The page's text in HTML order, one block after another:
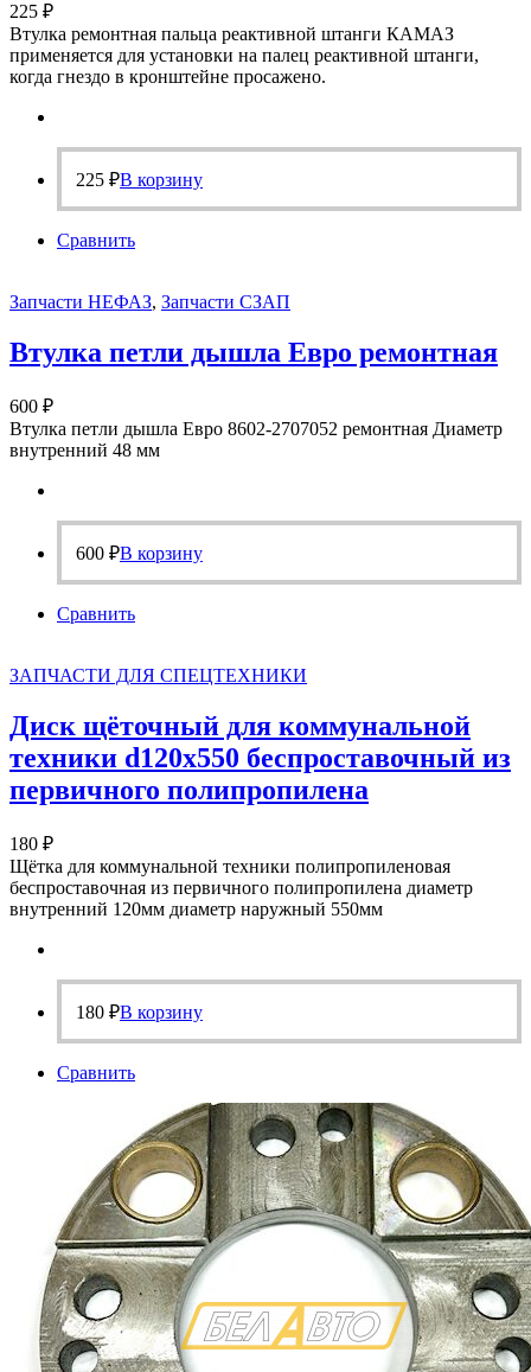
225 ₽
Втулка ремонтная пальца реактивной штанги КАМАЗ
применяется для установки на палец реактивной штанги,
когда гнездо в кронштейне просажено.
225 ₽В корзину
Сравнить
Запчасти НЕФАЗ, Запчасти СЗАП
Втулка петли дышла Евро ремонтная
600 ₽
Втулка петли дышла Евро 8602-2707052 ремонтная Диаметр
внутренний 48 мм
600 ₽В корзину
Сравнить
ЗАПЧАСТИ ДЛЯ СПЕЦТЕХНИКИ
Диск щёточный для коммунальной
техники d120х550 беспроставочный из
первичного полипропилена
180 ₽
Щётка для коммунальной техники полипропиленовая
беспроставочная из первичного полипропилена диаметр
внутренний 120мм диаметр наружный 550мм
180 ₽В корзину
Сравнить